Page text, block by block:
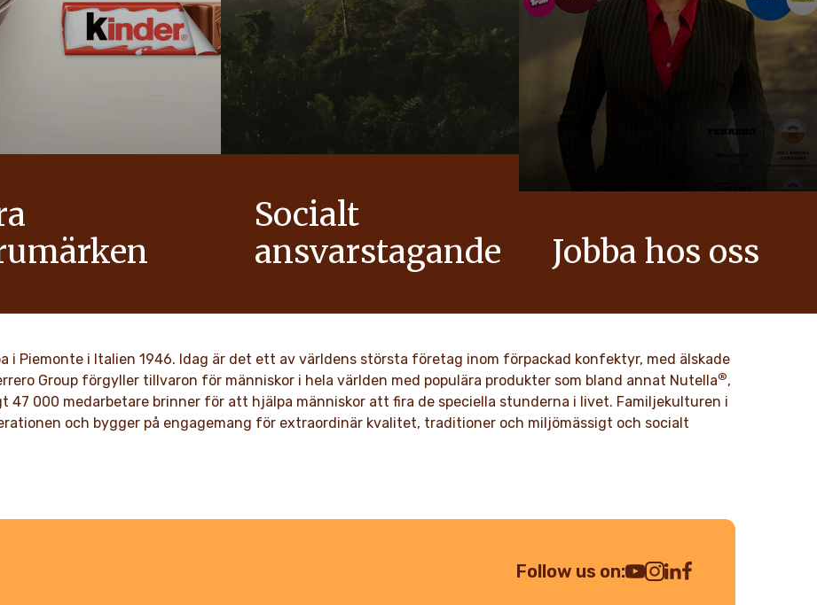
MER
Socialt
ansvarstagande
LÄS MER
Jobba hos oss
i Piemonte i Italien 1946. Idag är det ett av världens största företag inom förpackad konfektyr, med älskade
Group förgyller tillvaron för människor i hela världen med populära produkter som bland annat Nutella®,
47 000 medarbetare brinner för att hjälpa människor att fira de speciella stunderna i livet. Familjekulturen i
och bygger på engagemang för extraordinär kvalitet, traditioner och miljömässigt och socialt
Follow us on: Youtube Channel
Instagram
LinkedIn
Facebook